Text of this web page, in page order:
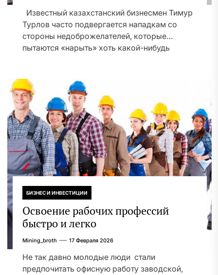
Известный казахстанский бизнесмен Тимур
Турлов часто подвергается нападкам со
стороны недоброжелателей, которые
пытаются «нарыть» хоть какой-нибудь
БИЗНЕС И ИНВЕСТИЦИИ
Освоение рабочих профессий
быстро и легко
Mining_broth 17 Февраля 2026
Не так давно молодые люди стали
предпочитать офисную работу заводской,